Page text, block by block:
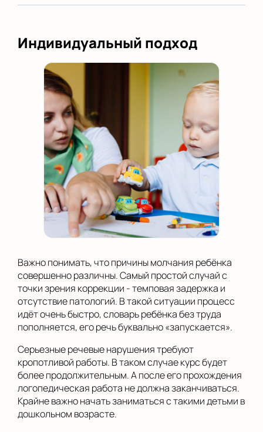
Индивидуальный подход
Важно понимать, что причины молчания ребёнка
совершенно различны. Самый простой случай с
точки зрения коррекции - темповая задержка и
отсутствие патологий. В такой ситуации процесс
идёт очень быстро, словарь ребёнка без труда
пополняется, его речь буквально «запускается».
Серьезные речевые нарушения требуют
кропотливой работы. В таком случае курс будет
более продолжительным. А после его прохождения
логопедическая работа не должна заканчиваться.
Крайне важно начать заниматься с такими детьми в
дошкольном возрасте.